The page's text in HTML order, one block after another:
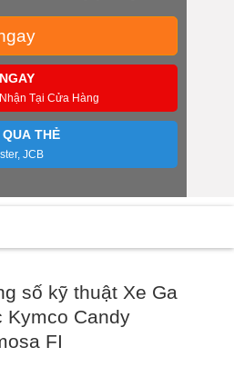
Tại Cửa Hàng
THẺ
JCB
số kỹ thuật Xe Ga
Kymco Candy
FI